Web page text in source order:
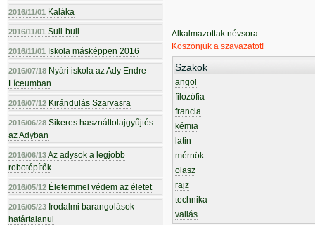
2016/11/01 Kaláka
2016/11/01 Suli-buli
2016/11/01 Iskola másképpen 2016
2016/07/18 Nyári iskola az Ady Endre
Líceumban
2016/07/12 Kirándulás Szarvasra
2016/06/28 Sikeres használtolajgyűjtés
az Adyban
2016/06/13Az adysok a legjobb
robotépítők
2016/05/12 Életemmel védem az életet
2016/05/23 Irodalmi barangolások
határtalanul
Alkalmazottak névsora
Köszönjük a szavazatot!
Szakok
angol
filozófia
francia
kémia
latin
mérnök
olasz
rajz
technika
vallás